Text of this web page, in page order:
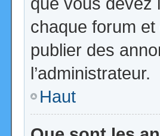
chaque forum
publier des
l’administrateur.
Haut